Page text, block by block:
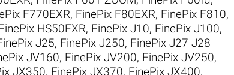
F770EXR, FinePix F80EXR, FinePix F810,
HS50EXR, FinePix J10, FinePix J100,
J25, FinePix J250, FinePix J27 J28
JV160, FinePix JV200, FinePix JV250,
JX350, FinePix JX370, FinePix JX400,